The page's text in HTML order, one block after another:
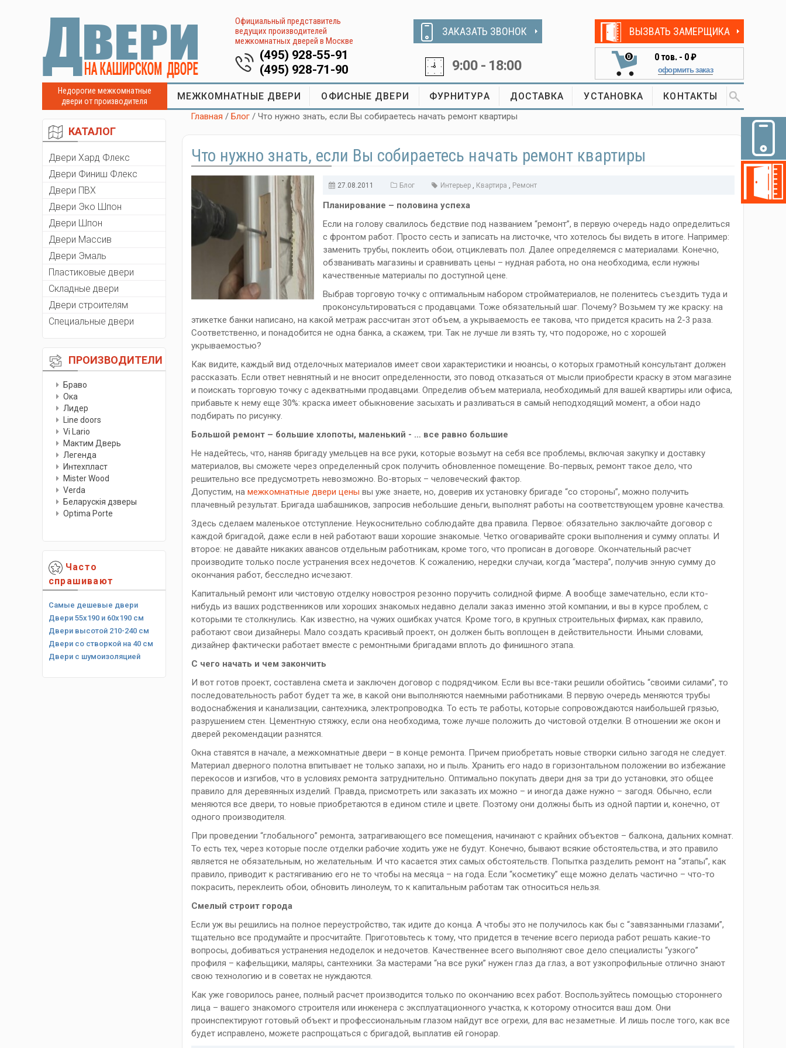
Официальный представитель
ведущих производителей
межкомнатных дверей в Москве
(495) 928-55-91
(495) 928-71-90
ЗАКАЗАТЬ ЗВОНОК
9:00 - 18:00
ВЫЗВАТЬ ЗАМЕРЩИКА
0 0тов. - 0 ₽
оформить заказ
Недорогие межкомнатные
двери от производителя
МЕЖКОМНАТНЫЕ ДВЕРИ ОФИСНЫЕ ДВЕРИ ФУРНИТУРА ДОСТАВКА УСТАНОВКА КОНТАКТЫ
КАТАЛОГ
Двери Хард Флекс
Двери Финиш Флекс
Двери ПВХ
Двери Эко Шпон
Двери Шпон
Двери Массив
Двери Эмаль
Пластиковые двери
Складные двери
Двери строителям
Специальные двери
ПРОИЗВОДИТЕЛИ
Браво
Ока
Лидер
Line doors
Vi Lario
Мактим Дверь
Легенда
Интехпласт
Мister Wood
Verda
Беларускiя дзверы
Optima Porte
Часто
спрашивают
Самые дешевые двери
Двери 55х190 и 60х190 см
Двери высотой 210-240 см
Двери со створкой на 40 см
Двери с шумоизоляцией
Главная /Блог / Что нужно знать, если Вы собираетесь начать ремонт квартиры
Что нужно знать, если Вы собираетесь начать ремонт квартиры
27.08.2011 Блог Интерьер , Квартира , Ремонт
Планирование – половина успеха
Если на голову свалилось бедствие под названием “ремонт”, в первую очередь надо определиться
с фронтом работ. Просто сесть и записать на листочке, что хотелось бы видеть в итоге. Например:
заменить трубы, поклеить обои, отциклевать пол. Далее определяемся с материалами. Конечно,
обзванивать магазины и сравнивать цены – нудная работа, но она необходима, если нужны
качественные материалы по доступной цене.
Выбрав торговую точку с оптимальным набором стройматериалов, не поленитесь съездить туда и
проконсультироваться с продавцами. Тоже обязательный шаг. Почему? Возьмем ту же краску: на
этикетке банки написано, на какой метраж рассчитан этот объем, а укрываемость ее такова, что придется красить на 2-3 раза.
Соответственно, и понадобится не одна банка, а скажем, три. Так не лучше ли взять ту, что подороже, но с хорошей
укрываемостью?
Как видите, каждый вид отделочных материалов имеет свои характеристики и нюансы, о которых грамотный консультант должен
рассказать. Если ответ невнятный и не вносит определенности, это повод отказаться от мысли приобрести краску в этом магазине
и поискать торговую точку с адекватными продавцами. Определив объем материала, необходимый для вашей квартиры или офиса,
прибавьте к нему еще 30%: краска имеет обыкновение засыхать и разливаться в самый неподходящий момент, а обои надо
подбирать по рисунку.
Большой ремонт – большие хлопоты, маленький - … все равно большие
Не надейтесь, что, наняв бригаду умельцев на все руки, которые возьмут на себя все проблемы, включая закупку и доставку
материалов, вы сможете через определенный срок получить обновленное помещение. Во-первых, ремонт такое дело, что
решительно все предусмотреть невозможно. Во-вторых – человеческий фактор.
Допустим, намежкомнатные двери цены вы уже знаете, но, доверив их установку бригаде “со стороны”, можно получить
плачевный результат. Бригада шабашников, запросив небольшие деньги, выполнят работы на соответствующем уровне качества.
Здесь сделаем маленькое отступление. Неукоснительно соблюдайте два правила. Первое: обязательно заключайте договор с
каждой бригадой, даже если в ней работают ваши хорошие знакомые. Четко оговаривайте сроки выполнения и сумму оплаты. И
второе: не давайте никаких авансов отдельным работникам, кроме того, что прописан в договоре. Окончательный расчет
производите только после устранения всех недочетов. К сожалению, нередки случаи, когда “мастера”, получив энную сумму до
окончания работ, бесследно исчезают.
Капитальный ремонт или чистовую отделку новостроя резонно поручить солидной фирме. А вообще замечательно, если кто-
нибудь из ваших родственников или хороших знакомых недавно делали заказ именно этой компании, и вы в курсе проблем, с
которыми те столкнулись. Как известно, на чужих ошибках учатся. Кроме того, в крупных строительных фирмах, как правило,
работают свои дизайнеры. Мало создать красивый проект, он должен быть воплощен в действительности. Иными словами,
дизайнер фактически работает вместе с ремонтными бригадами вплоть до финишного этапа.
С чего начать и чем закончить
И вот готов проект, составлена смета и заключен договор с подрядчиком. Если вы все-таки решили обойтись “своими силами”, то
последовательность работ будет та же, в какой они выполняются наемными работниками. В первую очередь меняются трубы
водоснабжения и канализации, сантехника, электропроводка. То есть те работы, которые сопровождаются наибольшей грязью,
разрушением стен. Цементную стяжку, если она необходима, тоже лучше положить до чистовой отделки. В отношении же окон и
дверей рекомендации разнятся.
Окна ставятся в начале, а межкомнатные двери – в конце ремонта. Причем приобретать новые створки сильно загодя не следует.
Материал дверного полотна впитывает не только запахи, но и пыль. Хранить его надо в горизонтальном положении во избежание
перекосов и изгибов, что в условиях ремонта затруднительно. Оптимально покупать двери дня за три до установки, это общее
правило для деревянных изделий. Правда, присмотреть или заказать их можно – и иногда даже нужно – загодя. Обычно, если
меняются все двери, то новые приобретаются в едином стиле и цвете. Поэтому они должны быть из одной партии и, конечно, от
одного производителя.
При проведении “глобального” ремонта, затрагивающего все помещения, начинают с крайних объектов – балкона, дальних комнат.
То есть тех, через которые после отделки рабочие ходить уже не будут. Конечно, бывают всякие обстоятельства, и это правило
является не обязательным, но желательным. И что касается этих самых обстоятельств. Попытка разделить ремонт на “этапы”, как
правило, приводит к растягиванию его не то чтобы на месяца – на года. Если “косметику” еще можно делать частично – что-то
покрасить, переклеить обои, обновить линолеум, то к капитальным работам так относиться нельзя.
Смелый строит города
Если уж вы решились на полное переустройство, так идите до конца. А чтобы это не получилось как бы с “завязанными глазами”,
тщательно все продумайте и просчитайте. Приготовьтесь к тому, что придется в течение всего периода работ решать какие-то
вопросы, добиваться устранения недоделок и недочетов. Качественнее всего выполняют свое дело специалисты “узкого”
профиля – кафельщики, маляры, сантехники. За мастерами “на все руки” нужен глаз да глаз, а вот узкопрофильные отлично знают
свою технологию и в советах не нуждаются.
Как уже говорилось ранее, полный расчет производится только по окончанию всех работ. Воспользуйтесь помощью стороннего
лица – вашего знакомого строителя или инженера с эксплуатационного участка, к которому относится ваш дом. Они
проинспектируют готовый объект и профессиональным глазом найдут все огрехи, для вас незаметные. И лишь после того, как все
будет исправлено, можете распрощаться с бригадой, выплатив ей гонорар.